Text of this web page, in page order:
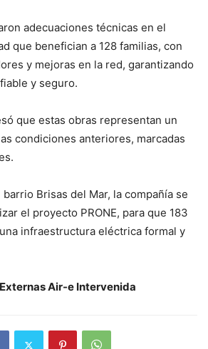
adecuaciones técnicas en el
que benefician a 128 familias, con
y mejoras en la red, garantizando
y seguro.
que estas obras representan un
condiciones anteriores, marcadas
Brisas del Mar, la compañía se
el proyecto PRONE, para que 183
infraestructura eléctrica formal y
Air-e Intervenida